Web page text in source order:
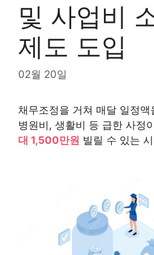
및 사업비
제도 도입
02월 20일
채무조정을 거쳐 매달 일정
병원비, 생활비 등 급한 사정
대 1,500만원 빌릴 수 있는